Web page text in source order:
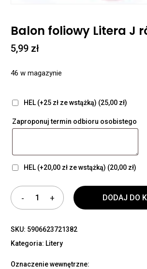
Balon foliowy Litera J
5,99 zł
46 w magazynie
HEL (+25 zł ze wstążką) (25,00 zł)
Zaproponuj termin odbioru osobistego
HEL (+20,00 zł ze wstążką) (20,00 zł)
DODAJ DO
SKU: 5906623721382
Kategoria: Litery
Oznaczenie wewnętrzne: